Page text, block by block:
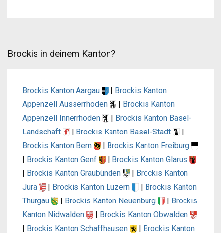
Brockis in deinem Kanton?
Brockis Kanton Aargau | Brockis Kanton
Appenzell Ausserrhoden
| Brockis Kanton
Appenzell Innerrhoden
| Brockis Kanton Basel-
Landschaft
| Brockis Kanton Basel-Stadt
|
Brockis Kanton Bern
| Brockis Kanton Freiburg
| Brockis Kanton Genf | Brockis Kanton Glarus
| Brockis Kanton Graubünden | Brockis Kanton
Jura
| Brockis Kanton Luzern | Brockis Kanton
Thurgau
| Brockis Kanton Neuenburg | Brockis
Kanton Nidwalden
| Brockis Kanton Obwalden
| Brockis Kanton Schaffhausen | Brockis Kanton